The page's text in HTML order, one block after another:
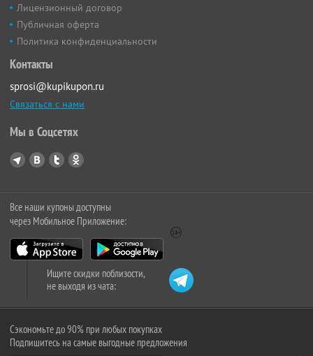
Лицензионный договор
Публичная оферта
Политика конфиденциальности
Контакты
sprosi@kupikupon.ru
Связаться с нами
Мы в Соцсетях
Все наши купоны доступны
через Мобильное Приложение:
Ищите скидки поблизости,
не выходя из чата:
Сэкономьте до 90% при любых покупках
Подпишитесь на самые выгодные предложения